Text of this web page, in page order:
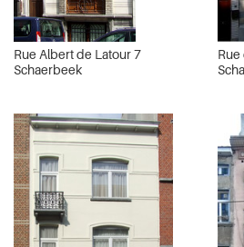
Rue Albert de Latour 7
Schaerbeek
Rue